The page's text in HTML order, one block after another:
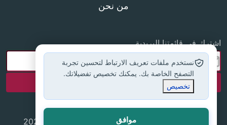
من نحن
اشترك في قائمتنا البريدية
جميع الحقوق محفوظة لموقع إسلام أون لاين © 2025
نستخدم ملفات تعريف الارتباط لتحسين تجربة
التصفح الخاصة بك. يمكنك تخصيص تفضيلاتك.
تخصيص
موافق